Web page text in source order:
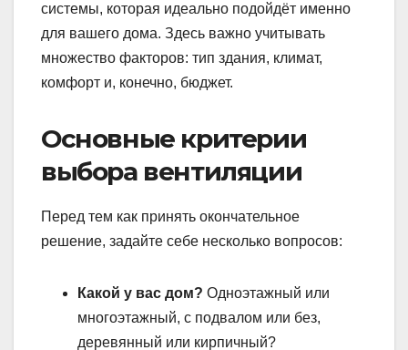
системы, которая идеально подойдёт именно
для вашего дома. Здесь важно учитывать
множество факторов: тип здания, климат,
комфорт и, конечно, бюджет.
Основные критерии
выбора вентиляции
Перед тем как принять окончательное
решение, задайте себе несколько вопросов:
Какой у вас дом? Одноэтaжный или
многоэтажный, с подвалом или без,
деревянный или кирпичный?